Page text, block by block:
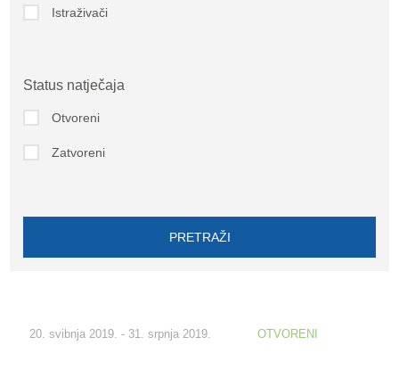
Istraživači
Status natječaja
Otvoreni
Zatvoreni
PRETRAŽI
20. svibnja 2019. - 31. srpnja 2019. OTVORENI